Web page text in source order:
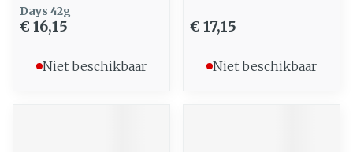
Days 42g
€ 16,15
Niet beschikbaar
€ 17,15
Niet beschikbaar